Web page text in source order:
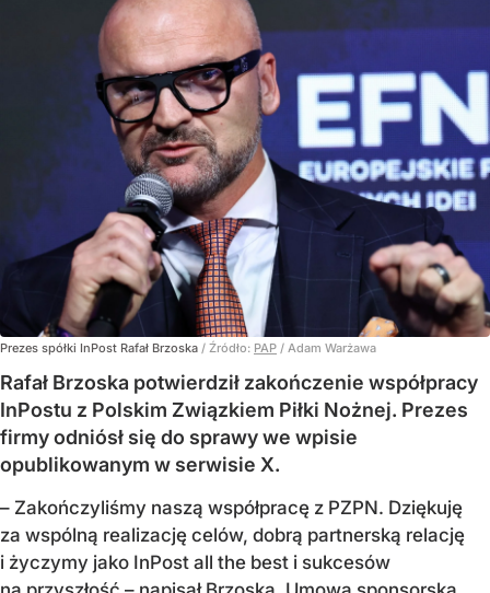
Prezes spółki InPost Rafał Brzoska / Źródło: PAP / Adam Warżawa
Rafał Brzoska potwierdził zakończenie współpracy
InPostu z Polskim Związkiem Piłki Nożnej. Prezes
firmy odniósł się do sprawy we wpisie
opublikowanym w serwisie X.
– Zakończyliśmy naszą współpracę z PZPN. Dziękuję
za wspólną realizację celów, dobrą partnerską relację
i życzymy jako InPost all the best i sukcesów